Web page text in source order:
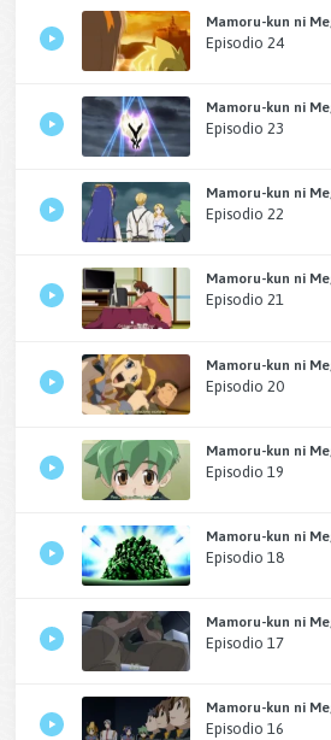
Mamoru-kun ni
Episodio 24
Mamoru-kun ni
Episodio 23
Mamoru-kun ni
Episodio 22
Mamoru-kun ni
Episodio 21
Mamoru-kun ni
Episodio 20
Mamoru-kun ni
Episodio 19
Mamoru-kun ni
Episodio 18
Mamoru-kun ni
Episodio 17
Mamoru-kun ni
Episodio 16